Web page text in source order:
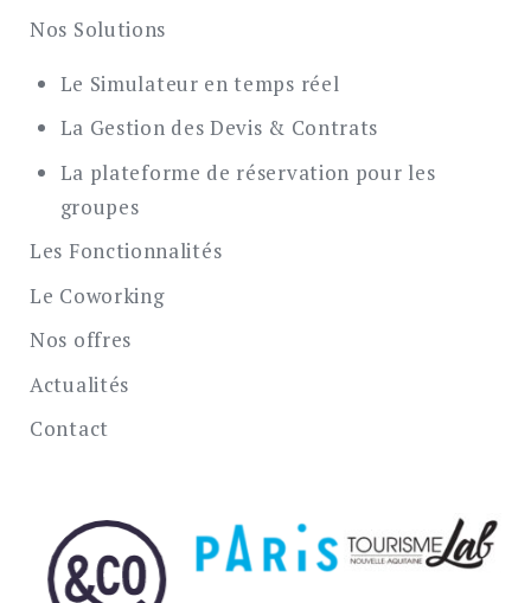
Nos Solutions
Le Simulateur en temps réel
La Gestion des Devis & Contrats
La plateforme de réservation pour les
groupes
Les Fonctionnalités
Le Coworking
Nos offres
Actualités
Contact